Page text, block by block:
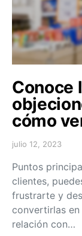
Conoce
cómo
julio 12, 2023
Puntos
clientes,
frustrarte y
convertirlas
relación con…